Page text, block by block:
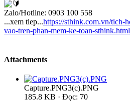
Zalo/Hotline: 0903 100 558
...xem tiep...https://sthink.com.vn/tich-
vao-tren-phan-mem-ke-toan-sthink.html
Attachments
Capture.PNG3(c).PNG
185.8 KB · Đọc: 70